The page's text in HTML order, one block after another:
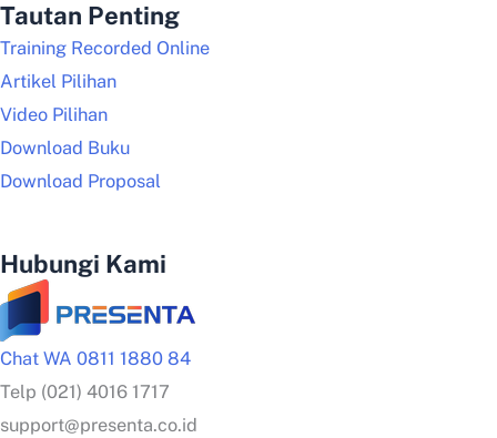
Tautan Penting
Training Recorded Online
Artikel Pilihan
Video Pilihan
Download Buku
Download Proposal
Hubungi Kami
Chat WA 0811 1880 84
Telp (021) 4016 1717
support@presenta.co.id